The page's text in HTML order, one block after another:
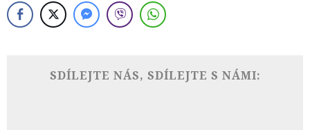
SDÍLEJTE NÁS, SDÍLEJTE S NÁMI: